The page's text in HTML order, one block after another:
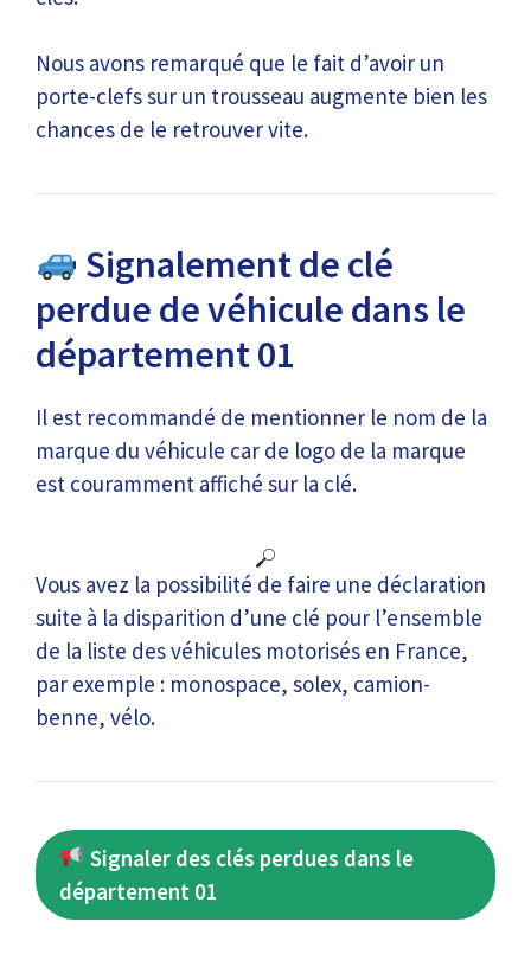
Nous avons remarqué que le fait d’avoir un
porte-clefs sur un trousseau augmente bien les
chances de le retrouver vite.
Signalement de clé
perdue de véhicule dans le
département 01
Il est recommandé de mentionner le nom de la
marque du véhicule car de logo de la marque
est couramment affiché sur la clé.
Vous avez la possibilité de faire une déclaration
suite à la disparition d’une clé pour l’ensemble
de la liste des véhicules motorisés en France,
par exemple : monospace, solex, camion-
benne, vélo.
Signaler des clés perdues dans le
département 01